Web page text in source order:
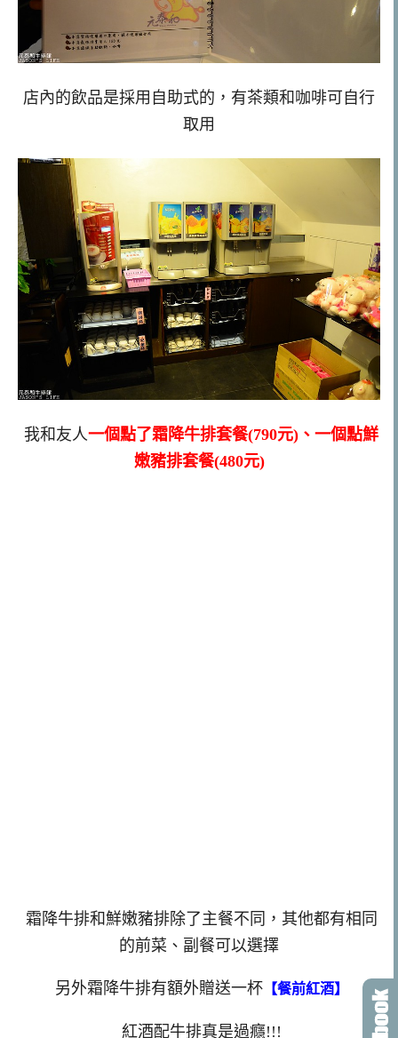
店內的飲品是採用自助式的，有茶類和咖啡可自行
取用
我和友人一個點了霜降牛排套餐(790元)、一個點鮮
嫩豬排套餐(480元)
霜降牛排和鮮嫩豬排除了主餐不同，其他都有相同
的前菜、副餐可以選擇
另外霜降牛排有額外贈送一杯【餐前紅酒】
紅酒配牛排真是過癮!!!